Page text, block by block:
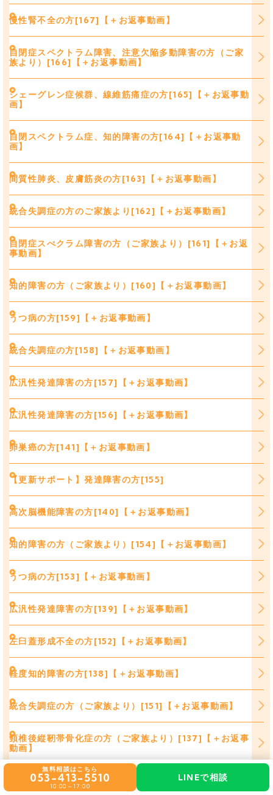
慢性腎不全の方[167]【＋お返事動画】
自閉症スペクトラム障害、注意欠陥多動障害の方（ご家
族より）[166]【＋お返事動画】
シェーグレン症候群、線維筋痛症の方[165]【＋お返事動
画】
自閉スペクトラム症、知的障害の方[164]【＋お返事動
画】
間質性肺炎、皮膚筋炎の方[163]【＋お返事動画】
統合失調症の方のご家族より[162]【＋お返事動画】
自閉症スぺクラム障害の方（ご家族より）[161]【＋お返
事動画】
知的障害の方（ご家族より）[160]【＋お返事動画】
うつ病の方[159]【＋お返事動画】
統合失調症の方[158]【＋お返事動画】
広汎性発達障害の方[157]【＋お返事動画】
広汎性発達障害の方[156]【＋お返事動画】
卵巣癌の方[141]【＋お返事動画】
【更新サポート】発達障害の方[155]
高次脳機能障害の方[140]【＋お返事動画】
知的障害の方（ご家族より）[154]【＋お返事動画】
うつ病の方[153]【＋お返事動画】
広汎性発達障害の方[139]【＋お返事動画】
左臼蓋形成不全の方[152]【＋お返事動画】
軽度知的障害の方[138]【＋お返事動画】
統合失調症の方（ご家族より）[151]【＋お返事動画】
頸椎後縦靭帯骨化症の方（ご家族より）[137]【＋お返事
動画】
広汎性発達障害の方[150]【＋お返事動画】
無料相談はこちら
053-413-5510
10:00～17:00
LINEで相談